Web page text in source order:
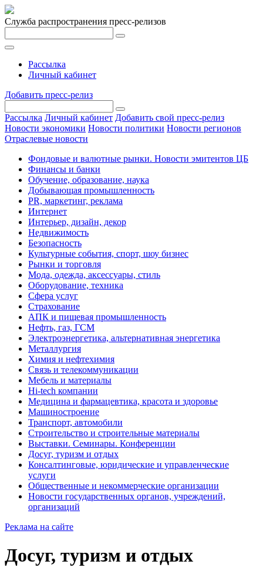
Служба распространения пресс-релизов
Рассылка
Личный кабинет
Добавить пресс-релиз
Рассылка Личный кабинет Добавить свой пресс-релиз
Новости экономики Новости политики Новости регионов
Отраслевые новости
Фондовые и валютные рынки. Новости эмитентов ЦБ
Финансы и банки
Обучение, образование, наука
Добывающая промышленность
PR, маркетинг, реклама
Интернет
Интерьер, дизайн, декор
Недвижимость
Безопасность
Культурные события, спорт, шоу бизнес
Рынки и торговля
Мода, одежда, аксессуары, стиль
Оборудование, техника
Сфера услуг
Страхование
АПК и пищевая промышленность
Нефть, газ, ГСМ
Электроэнергетика, альтернативная энергетика
Металлургия
Химия и нефтехимия
Связь и телекоммуникации
Мебель и материалы
Hi-tech компании
Медицина и фармацевтика, красота и здоровье
Машиностроение
Транспорт, автомобили
Строительство и строительные материалы
Выставки. Семинары. Конференции
Досуг, туризм и отдых
Консалтинговые, юридические и управленческие
услуги
Общественные и некоммерческие организации
Новости государственных органов, учреждений,
организаций
Реклама на сайте
Досуг, туризм и отдых